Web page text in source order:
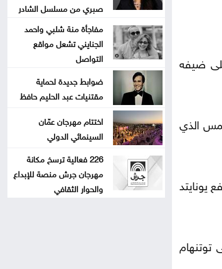
في التأهل لدوري أبطال أوروبا الموسم المقبل بفوزه الصعب 1-0 على ضيفه
الذي
توتنهام
صبري من مسلسل الشادر
مفاجأة منة شلبي واحمد
الجنايني تشعل مواقع
التواصل
ضوابط جديدة لحماية
مقتنيات عبد الحليم حافظ
اختتام مهرجان عمّان
السينمائي الدولي
226 فعالية ترسخ مكانة
مهرجان جرش منصة للإبداع
والحوار الثقافي